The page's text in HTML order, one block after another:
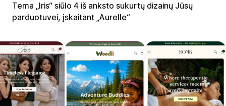
Tema „Iris“ siūlo 4 iš anksto sukurtų dizainų Jūsų
parduotuvei, įskaitant „Aurelle“